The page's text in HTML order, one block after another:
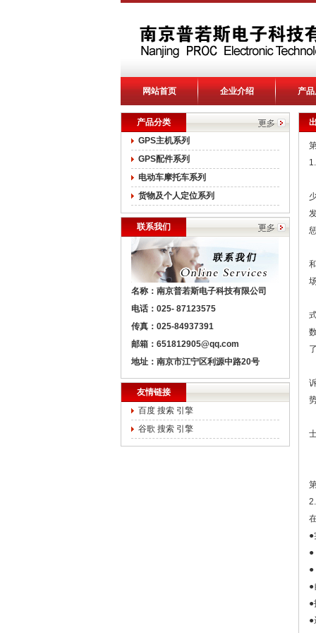
网站首页 企业介绍 产
产品分类
GPS主机系列
GPS配件系列
电动车摩托车系列
货物及个人定位系列
联系我们
名称：南京普若斯电子科技有限公司
电话：025- 87123575
传真：025-84937391
邮箱：651812905@qq.com
地址：南京市江宁区利源中路20号
友情链接
百度 搜索 引擎
谷歌 搜索 引擎
●
●
●
●
●
●